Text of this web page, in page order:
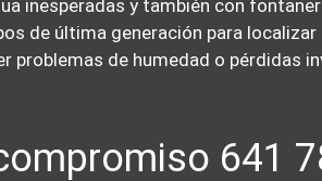
inesperadas y también con
de última generación para
problemas de humedad o pérdidas
641